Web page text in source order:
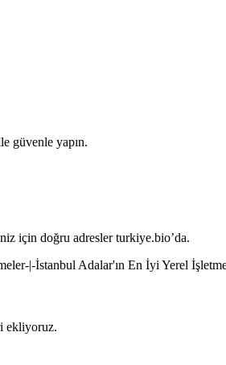
güvenle yapın.
için doğru adresler turkiye.bio’da.
|-İstanbul Adalar'ın En İyi Yerel
ekliyoruz.